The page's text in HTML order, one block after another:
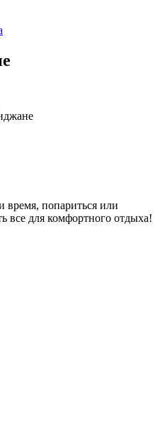
время, попариться или
все для комфортного отдыха!